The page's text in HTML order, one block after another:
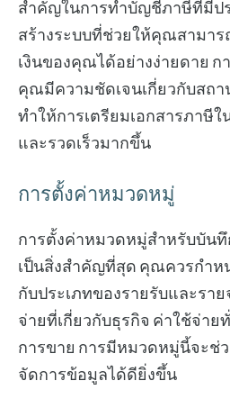
สำคัญในการทำบัญชีภาษีที่มีป
สร้างระบบที่ช่วยให้คุณสามาร
เงินของคุณได้อย่างง่ายดาย ก
คุณมีความชัดเจนเกี่ยวกับสถ
ทำให้การเตรียมเอกสารภาษีใ
และรวดเร็วมากขึ้น
การตั้งค่าหมวดหมู่
การตั้งค่าหมวดหมู่สำหรับบัน
เป็นสิ่งสำคัญที่สุด คุณควรกำ
กับประเภทของรายรับและรา
จ่ายที่เกี่ยวกับธุรกิจ ค่าใช้จ่าย
การขาย การมีหมวดหมู่นี้จะ
จัดการข้อมูลได้ดียิ่งขึ้น